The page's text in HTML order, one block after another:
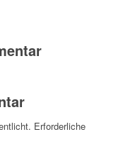
Erforderliche